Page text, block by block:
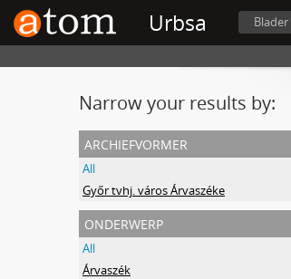
Urbsa Blader
Narrow your results by:
archiefvormer
All
Győr tvhj. város Árvaszéke
onderwerp
All
Árvaszék